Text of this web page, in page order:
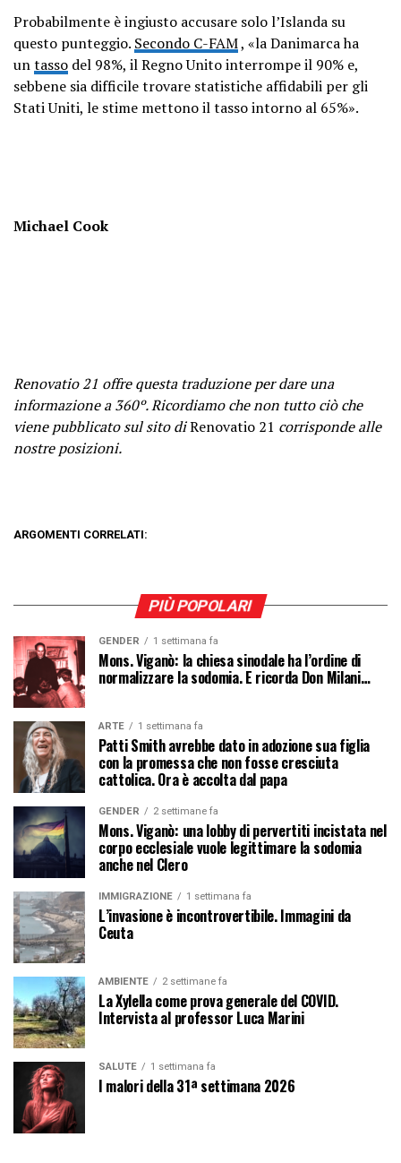
Probabilmente è ingiusto accusare solo l’Islanda su
questo punteggio. Secondo C-FAM, «la Danimarca ha
untasso del 98%, il Regno Unito interrompe il 90% e,
sebbene sia difficile trovare statistiche affidabili per gli
Stati Uniti, le stime mettono il tasso intorno al 65%».
Michael Cook
Renovatio 21 offre questa traduzione per dare una
informazione a 360º. Ricordiamo che non tutto ciò che
viene pubblicato sul sito diRenovatio 21 corrisponde alle
nostre posizioni.
ARGOMENTI CORRELATI:
PIÙ POPOLARI
GENDER 1 settimana fa
Mons. Viganò: la chiesa sinodale ha l’ordine di
normalizzare la sodomia. E ricorda Don Milani…
ARTE 1 settimana fa
Patti Smith avrebbe dato in adozione sua figlia
con la promessa che non fosse cresciuta
cattolica. Ora è accolta dal papa
GENDER 2 settimane fa
Mons. Viganò: una lobby di pervertiti incistata nel
corpo ecclesiale vuole legittimare la sodomia
anche nel Clero
IMMIGRAZIONE 1 settimana fa
L’invasione è incontrovertibile. Immagini da
Ceuta
AMBIENTE 2 settimane fa
La Xylella come prova generale del COVID.
Intervista al professor Luca Marini
SALUTE 1 settimana fa
I malori della 31ª settimana 2026